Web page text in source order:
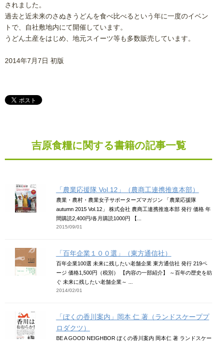
されました。
過去と近未来のさぬきうどんを食べ比べるという年に一度のイベン
トで、自社敷地内にて開催しています。
うどん土産をはじめ、地元スイーツ等も多数販売しています。
2014年7月7日 初版
吉原食糧に関する書籍の記事一覧
「農業応援隊 Vol.12」（農商工連携推進本部）
農業・農村・農業女子サポーターズマガジン 「農業応援隊
autumn 2015 Vol.12」 株式会社 農商工連携推進本部 発行 価格 年
間購読2,400円/各月購読1000円 【...
2015/09/01
「百年企業１００選」（東方通信社）
百年企業100選 未来に残したい老舗企業 東方通信社 発行 219ペ
ージ 価格1,500円（税別） 【内容の一部紹介】 ～百年の歴史を紡
ぐ 未来に残したい老舗企業～ ...
2014/02/01
「ぼくの香川案内」岡本 仁 著（ランドスケーププ
ロダクツ）
BE A GOOD NEIGHBOR ぼくの香川案内 岡本仁 著 ランドスケー